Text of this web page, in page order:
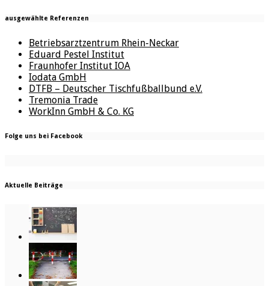
ausgewählte Referenzen
Betriebsarztzentrum Rhein-Neckar
Eduard Pestel Institut
Fraunhofer Institut IOA
Iodata GmbH
DTFB – Deutscher Tischfußballbund e.V.
Tremonia Trade
WorkInn GmbH & Co. KG
Folge uns bei Facebook
Aktuelle Beiträge